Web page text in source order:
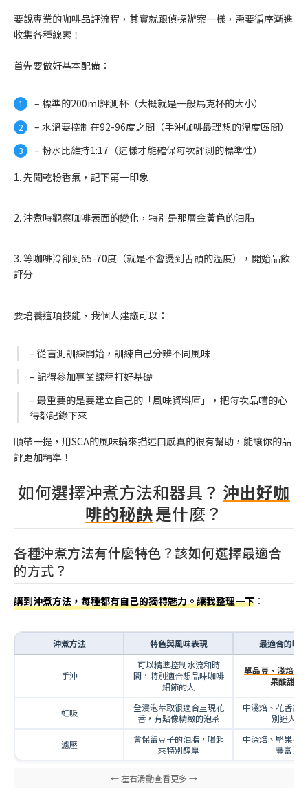
要說專業的咖啡品評流程，其實就跟偵探辦案一樣，需要循序漸進
收集各種線索！
首先要做好基本配備：
– 標準的200ml評測杯（大概就是一般馬克杯的大小）
– 水溫要控制在92-96度之間（手沖咖啡最理想的溫度區間）
– 粉水比維持1:17（這樣才能確保每次評測的標準性）
1. 先聞乾粉香氣，記下第一印象
2. 沖煮時觀察咖啡表面的變化，特別是那層金黃色的油脂
3. 等咖啡冷卻到65-70度（就是不會燙到舌頭的溫度），開始品飲
評分
要培養這項技能，我個人建議可以：
– 從盲測訓練開始，訓練自己分辨不同風味
– 記得參加專業課程打好基礎
– 最重要的是要建立自己的「風味資料庫」，把每次品嚐的心
得都記錄下來
順帶一提，用SCA的風味輪來描述口感真的很有幫助，能讓你的品
評更加精準！
如何選擇沖煮方法和器具？ 沖出好咖
啡的秘訣是什麼？
各種沖煮方法有什麼特色？該如何選擇最適合
的方式？
講到沖煮方法，每種都有自己的獨特魅力。讓我整理一下 ：
沖煮方法 特色與風味表現 最適合的咖
手沖
可以精準控制水流和時
間，特別適合想品味咖啡
細節的人
單品豆、淺焙（
果酸甜）
虹吸
全浸泡萃取很適合呈現花
香，有點像精緻的泡茶
中淺焙、花香系
別迷人）
濾壓
會保留豆子的油脂，喝起
來特別醇厚
中深焙、堅果香
豐富）